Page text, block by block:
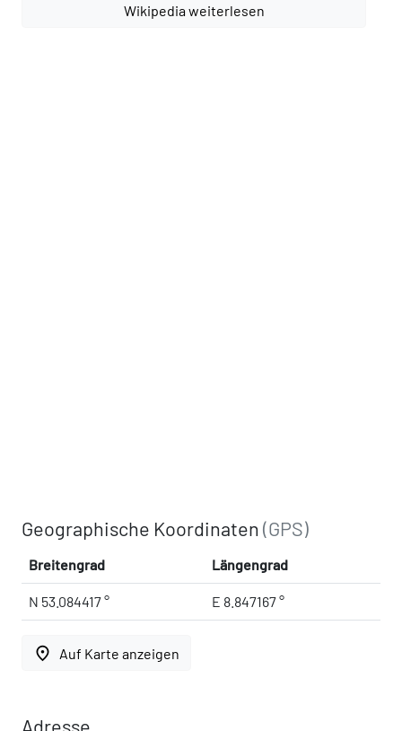
Wikipedia weiterlesen
Geographische Koordinaten(GPS)
Breitengrad Längengrad
N 53.084417 ° E 8.847167 °
place Auf Karte anzeigen
Adresse